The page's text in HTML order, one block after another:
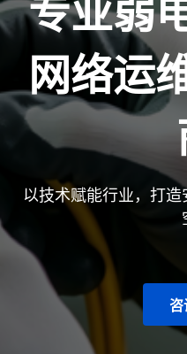
专业弱
网络运
以技术赋能行业，打
咨